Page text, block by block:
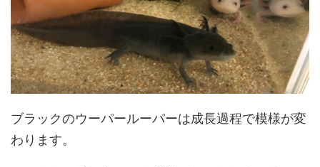
ブラックのウーパールーパーは成長過程で模様が変
わります。